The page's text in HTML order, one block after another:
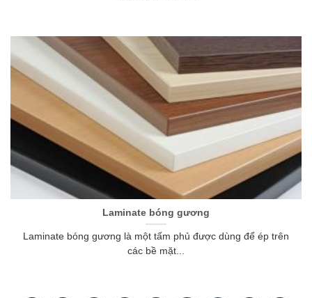
Laminate bóng gương
Laminate bóng gương là một tấm phủ được dùng để ép trên
các bề mặt...